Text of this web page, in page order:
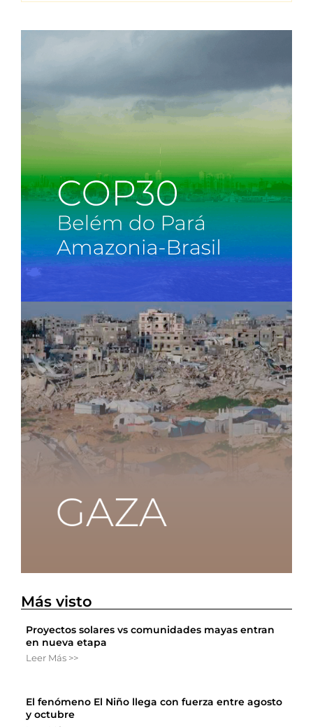
Más visto
Proyectos solares vs comunidades mayas entran
en nueva etapa
Leer Más >>
El fenómeno El Niño llega con fuerza entre agosto
y octubre